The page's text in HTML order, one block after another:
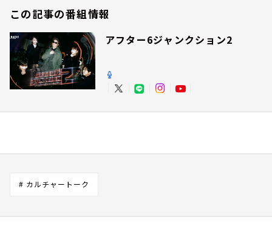
この記事の番組情報
アフター6ジャンクション2
# カルチャートーク